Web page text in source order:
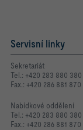
Servisní linky
Sekretariát
Tel.: +420 283 880
Fax.: +420 286 881 870
Nabídkové oddělení
Tel.: +420 283 880 380
Fax.: +420 286 881 870